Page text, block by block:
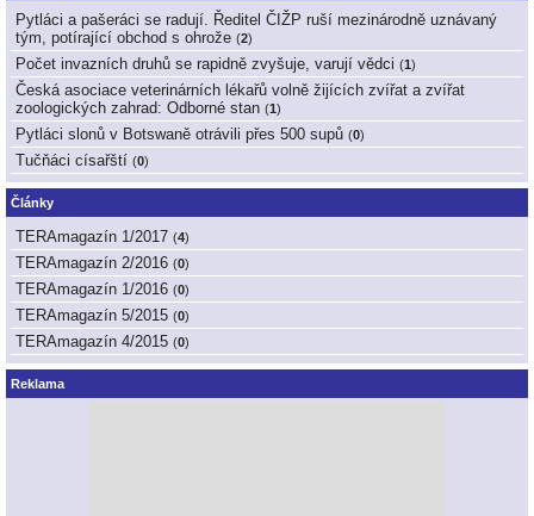
Pytláci a pašeráci se radují. Ředitel ČIŽP ruší mezinárodně uznávaný
tým, potírající obchod s ohrože (2)
Počet invazních druhů se rapidně zvyšuje, varují vědci (1 )
Česká asociace veterinárních lékařů volně žijících zvířat a zvířat
zoologických zahrad: Odborné stan (1 )
Pytláci slonů v Botswaně otrávili přes 500 supů (0)
Tučňáci císařští (0)
Články
TERAmagazín 1/2017 (4)
TERAmagazín 2/2016 (0)
TERAmagazín 1/2016 (0)
TERAmagazín 5/2015 (0)
TERAmagazín 4/2015 (0)
Reklama